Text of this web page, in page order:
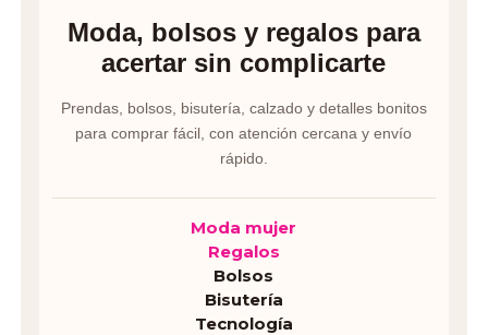
Moda, bolsos y regalos para
acertar sin complicarte
Prendas, bolsos, bisutería, calzado y detalles bonitos
para comprar fácil, con atención cercana y envío
rápido.
Moda mujer
Regalos
Bolsos
Bisutería
Tecnología